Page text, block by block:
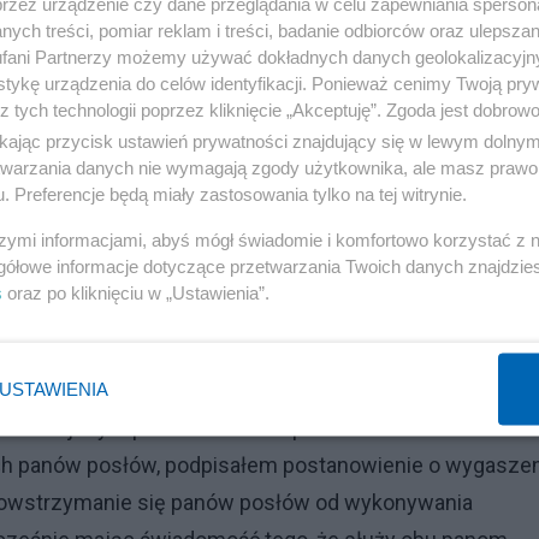
a następnie gest Kozakiewicz
- Mariusz Kamiński i Maciej Wąsik - weszli
"do więzienia", a także brawa.
Reklama
gest zwycięstwa, a następnie gest Kozakiewicza.
powiedział: "Chcę poinformować państwa o stanie
po dostarczeniu przez Ministerstwo
posłów, podpisałem postanowienie o
się panów posłów od wykonywania
treści, pomiar reklam i treści, badanie odbiorców oraz
Partnerzy możemy używać dokładnych danych
urządzenia do celów identyfikacji. Ponieważ cenimy Twoją
tych technologii poprzez kliknięcie „Akceptuję”. Zgoda jest
przycisk ustawień prywatności znajdujący się w lewym
danych nie wymagają zgody użytkownika, ale masz
Preferencje będą miały zastosowania tylko na tej witrynie.
informacjami, abyś mógł świadomie i komfortowo korzystać z
informacje dotyczące przetwarzania Twoich danych
oraz po kliknięciu w „Ustawienia”.
USTAWIENIA